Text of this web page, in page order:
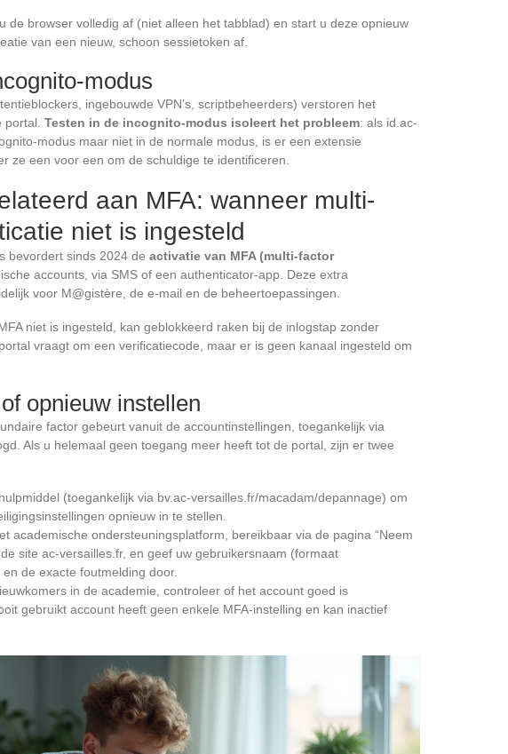
de browser volledig af (niet alleen het tabblad) en start u deze opnieuw
van een nieuw, schoon sessietoken af.
modus
ingebouwde VPN’s, scriptbeheerders) verstoren het
Testen in de incognito-modus isoleert het probleem: als id.ac-
modus maar niet in de normale modus, is er een extensie
ze een voor een om de schuldige te identificeren.
aan MFA: wanneer multi-
niet is ingesteld
bevordert sinds 2024 de activatie van MFA (multi-factor
accounts, via SMS of een authenticator-app. Deze extra
voor M@gistère, de e-mail en de beheertoepassingen.
niet is ingesteld, kan geblokkeerd raken bij de inlogstap zonder
vraagt om een verificatiecode, maar er is geen kanaal ingesteld om
opnieuw instellen
factor gebeurt vanuit de accountinstellingen, toegankelijk via
Als u helemaal geen toegang meer heeft tot de portal, zijn er twee
hulpmiddel (toegankelijk via bv.ac-versailles.fr/macadam/depannage) om
opnieuw in te stellen.
academische ondersteuningsplatform, bereikbaar via de pagina “Neem
site ac-versailles.fr, en geef uw gebruikersnaam (formaat
de exacte foutmelding door.
in de academie, controleer of het account goed is
gebruikt account heeft geen enkele MFA-instelling en kan inactief